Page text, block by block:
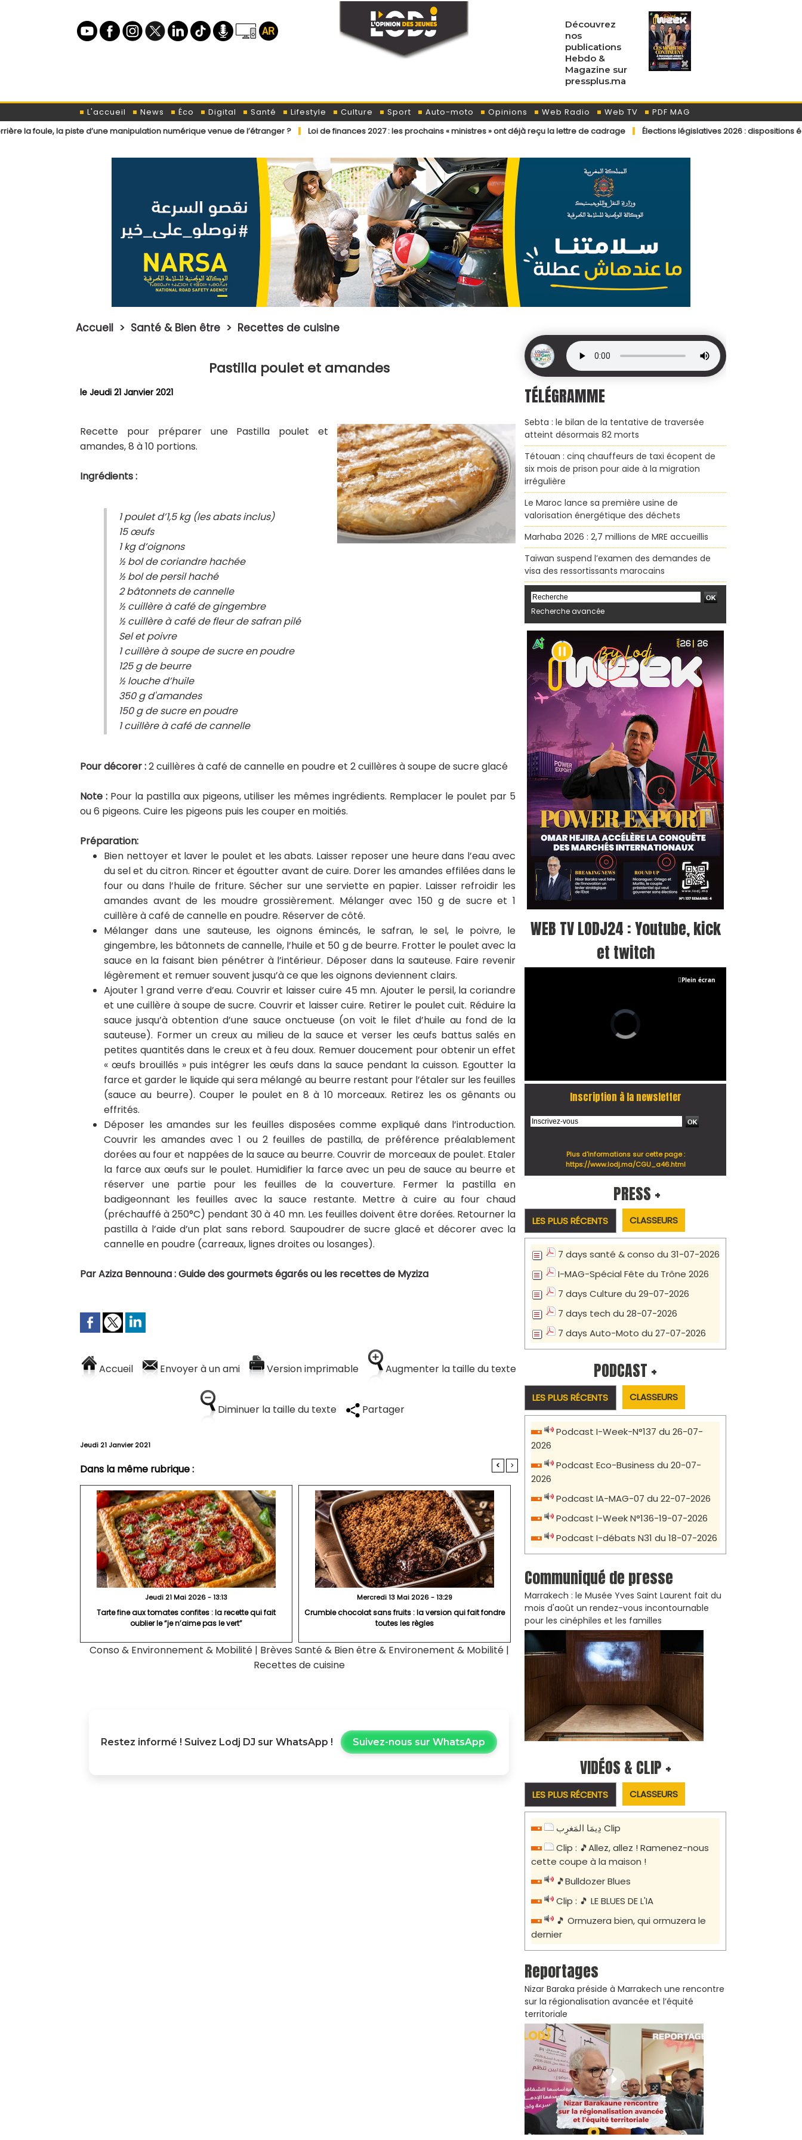
Découvrez
nos
publications
Hebdo &
Magazine sur
pressplus.ma
L'accueil News Éco Digital Santé Lifestyle Culture Sport Auto-moto Opinions Web Radio Web TV
PDF MAG
d’une manipulation numérique venue de l’étranger ?
Loi de finances 2027 : les prochains « ministres » ont déjà reçu la lettre de cadrage Élections législatives 2026 : dispositions éditoriales
Accueil > Santé & Bien être > Recettes de cuisine
Pastilla poulet et amandes
le Jeudi 21 Janvier 2021
Recette pour préparer une Pastilla poulet et
amandes, 8 à 10 portions.
Ingrédients :
1 poulet d’1,5 kg (les abats inclus)
15 œufs
1 kg d’oignons
½ bol de coriandre hachée
½ bol de persil haché
2 bâtonnets de cannelle
½ cuillère à café de gingembre
½ cuillère à café de fleur de safran pilé
Sel et poivre
1 cuillère à soupe de sucre en poudre
125 g de beurre
½ louche d’huile
350 g d'amandes
150 g de sucre en poudre
1 cuillère à café de cannelle
Pour décorer :2 cuillères à café de cannelle en poudre et 2 cuillères à soupe de sucre glacé
Note : Pour la pastilla aux pigeons, utiliser les mêmes ingrédients. Remplacer le poulet par 5
ou 6 pigeons. Cuire les pigeons puis les couper en moitiés.
Préparation:
Bien nettoyer et laver le poulet et les abats. Laisser reposer une heure dans l’eau avec
du sel et du citron. Rincer et égoutter avant de cuire. Dorer les amandes effilées dans le
four ou dans l’huile de friture. Sécher sur une serviette en papier. Laisser refroidir les
amandes avant de les moudre grossièrement. Mélanger avec 150 g de sucre et 1
cuillère à café de cannelle en poudre. Réserver de côté.
Mélanger dans une sauteuse, les oignons émincés, le safran, le sel, le poivre, le
gingembre, les bâtonnets de cannelle, l’huile et 50 g de beurre. Frotter le poulet avec la
sauce en la faisant bien pénétrer à l’intérieur. Déposer dans la sauteuse. Faire revenir
légèrement et remuer souvent jusqu’à ce que les oignons deviennent clairs.
Ajouter 1 grand verre d’eau. Couvrir et laisser cuire 45 mn. Ajouter le persil, la coriandre
et une cuillère à soupe de sucre. Couvrir et laisser cuire. Retirer le poulet cuit. Réduire la
sauce jusqu’à obtention d’une sauce onctueuse (on voit le filet d’huile au fond de la
sauteuse). Former un creux au milieu de la sauce et verser les œufs battus salés en
petites quantités dans le creux et à feu doux. Remuer doucement pour obtenir un effet
« œufs brouillés » puis intégrer les œufs dans la sauce pendant la cuisson. Egoutter la
farce et garder le liquide qui sera mélangé au beurre restant pour l’étaler sur les feuilles
(sauce au beurre). Couper le poulet en 8 à 10 morceaux. Retirez les os gênants ou
effrités.
Déposer les amandes sur les feuilles disposées comme expliqué dans l’introduction.
Couvrir les amandes avec 1 ou 2 feuilles de pastilla, de préférence préalablement
dorées au four et nappées de la sauce au beurre. Couvrir de morceaux de poulet. Etaler
la farce aux œufs sur le poulet. Humidifier la farce avec un peu de sauce au beurre et
réserver une partie pour les feuilles de la couverture. Fermer la pastilla en
badigeonnant les feuilles avec la sauce restante. Mettre à cuire au four chaud
(préchauffé à 250°C) pendant 30 à 40 mn. Les feuilles doivent être dorées. Retourner la
pastilla à l’aide d’un plat sans rebord. Saupoudrer de sucre glacé et décorer avec la
cannelle en poudre (carreaux, lignes droites ou losanges).
Par Aziza Bennouna : Guide des gourmets égarés ou les recettes de Myziza
Accueil Envoyer à un ami Version imprimable Augmenter la taille du texte
Diminuer la taille du texte Partager
Jeudi 21 Janvier 2021
Dans la même rubrique : < >
Jeudi 21 Mai 2026 - 13:13
Tarte fine aux tomates confites : la recette qui fait
oublier le “je n’aime pas le vert”
Mercredi 13 Mai 2026 - 13:29
Crumble chocolat sans fruits : la version qui fait fondre
toutes les règles
Conso & Environnement & Mobilité | Brèves Santé & Bien être & Environement & Mobilité |
Recettes de cuisine
Restez informé ! Suivez Lodj DJ sur WhatsApp ! Suivez-nous sur WhatsApp
TÉLÉGRAMME
Sebta : le bilan de la tentative de traversée
atteint désormais 82 morts
Tétouan : cinq chauffeurs de taxi écopent de
six mois de prison pour aide à la migration
irrégulière
Le Maroc lance sa première usine de
valorisation énergétique des déchets
Marhaba 2026 : 2,7 millions de MRE accueillis
Taïwan suspend l’examen des demandes de
visa des ressortissants marocains
Recherche avancée
WEB TV LODJ24 : Youtube, kick
et twitch
Plein écran
Inscription à la newsletter
Plus d'informations sur cette page :
https://www.lodj.ma/CGU_a46.html
PRESS +
LES PLUS RÉCENTS CLASSEURS
7 days santé & conso du 31-07-2026
I-MAG-Spécial Fête du Trône 2026
7 days Culture du 29-07-2026
7 days tech du 28-07-2026
7 days Auto-Moto du 27-07-2026
PODCAST +
LES PLUS RÉCENTS CLASSEURS
Podcast I-Week-N°137 du 26-07-
2026
Podcast Eco-Business du 20-07-
2026
Podcast IA-MAG-07 du 22-07-2026
Podcast I-Week N°136-19-07-2026
Podcast I-débats N31 du 18-07-2026
Communiqué de presse
Marrakech : le Musée Yves Saint Laurent fait du
mois d'août un rendez-vous incontournable
pour les cinéphiles et les familles
VIDÉOS & CLIP +
LES PLUS RÉCENTS CLASSEURS
دِيمَا المَغرِب Clip
Clip : 🎵Allez, allez ! Ramenez-nous
cette coupe à la maison !
🎵Bulldozer Blues
Clip : 🎵 LE BLUES DE L'IA
🎵 Ormuzera bien, qui ormuzera le
dernier
Reportages
Nizar Baraka préside à Marrakech une rencontre
sur la régionalisation avancée et l’équité
territoriale